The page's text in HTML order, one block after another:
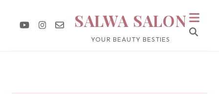
SALWA SALON
YOUR BEAUTY BESTIES